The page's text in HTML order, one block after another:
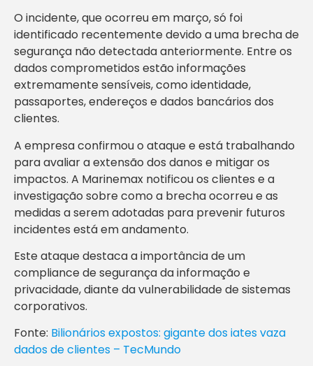
O incidente, que ocorreu em março, só foi
identificado recentemente devido a uma brecha de
segurança não detectada anteriormente. Entre os
dados comprometidos estão informações
extremamente sensíveis, como identidade,
passaportes, endereços e dados bancários dos
clientes.
A empresa confirmou o ataque e está trabalhando
para avaliar a extensão dos danos e mitigar os
impactos. A Marinemax notificou os clientes e a
investigação sobre como a brecha ocorreu e as
medidas a serem adotadas para prevenir futuros
incidentes está em andamento.
Este ataque destaca a importância de um
compliance de segurança da informação e
privacidade, diante da vulnerabilidade de sistemas
corporativos.
Fonte: Bilionários expostos: gigante dos iates vaza
dados de clientes – TecMundo